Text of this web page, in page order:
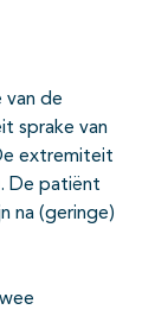
van de
sprake van
extremiteit
De patiënt
na (geringe)